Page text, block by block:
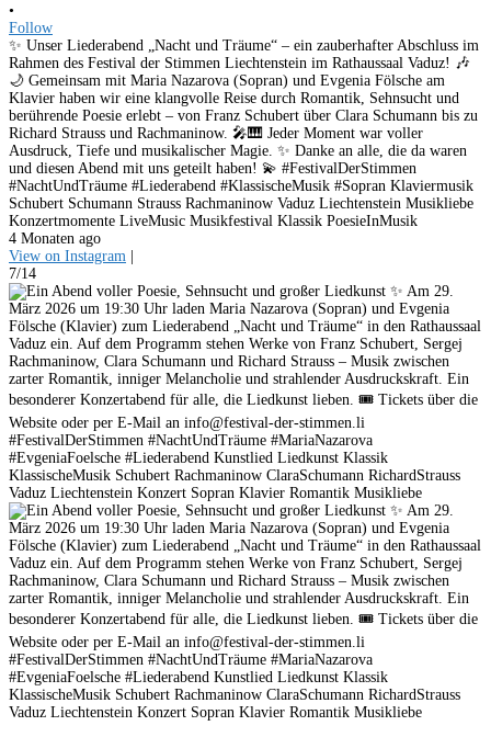
•
Follow
✨ Unser Liederabend „Nacht und Träume“ – ein zauberhafter Abschluss im
Rahmen des Festival der Stimmen Liechtenstein im Rathaussaal Vaduz! 🎶
🌙 Gemeinsam mit Maria Nazarova (Sopran) und Evgenia Fölsche am
Klavier haben wir eine klangvolle Reise durch Romantik, Sehnsucht und
berührende Poesie erlebt – von Franz Schubert über Clara Schumann bis zu
Richard Strauss und Rachmaninow. 🎤🎹 Jeder Moment war voller
Ausdruck, Tiefe und musikalischer Magie. ✨ Danke an alle, die da waren
und diesen Abend mit uns geteilt haben! 💫 #FestivalDerStimmen
#NachtUndTräume #Liederabend #KlassischeMusik #Sopran Klaviermusik
Schubert Schumann Strauss Rachmaninow Vaduz Liechtenstein Musikliebe
Konzertmomente LiveMusic Musikfestival Klassik PoesieInMusik
4 Monaten ago
View on Instagram
7/14